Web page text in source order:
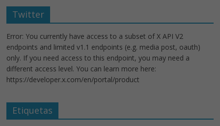
Twitter
Error: You currently have access to a subset of X API V2
endpoints and limited v1.1 endpoints (e.g. media post, oauth)
only. If you need access to this endpoint, you may need a
different access level. You can learn more here:
https://developer.x.com/en/portal/product
Etiquetas